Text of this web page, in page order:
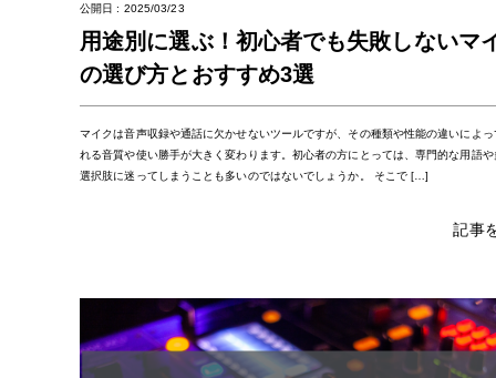
公開日 : 2025/03/23
用途別に選ぶ！初心者でも失敗しないマ
の選び方とおすすめ3選
マイクは音声収録や通話に欠かせないツールですが、その種類や性能の違いによっ
れる音質や使い勝手が大きく変わります。初心者の方にとっては、専門的な用語や
選択肢に迷ってしまうことも多いのではないでしょうか。 そこで […]
記事